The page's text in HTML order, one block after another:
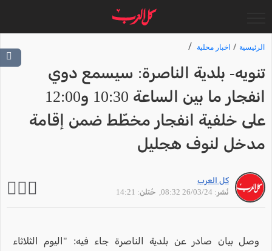
الرئيسية اخبار محلية
تنويه- بلدية الناصرة: سيسمع دوي
انفجار ما بين الساعة 10:30 و12:00
على خلفية انفجار مخطّط ضمن إقامة
مدخل لنوف هجليل
كل العرب
نُشر: 26/03/24 08:32
, حُتلن: 14:21
وصل بيان صادر عن بلدية الناصرة جاء فيه: "اليوم الثلاثاء